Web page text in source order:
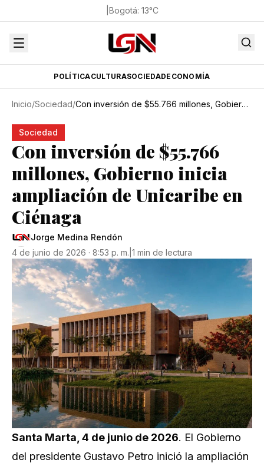
Bogotá: 13°C
POLÍTICACULTURASOCIEDADECONOMÍA
Inicio/Sociedad/ Con inversión de $55.766 millones, Gobierno inicia ampliación de Unicaribe en Ciénaga
Sociedad
Con inversión de $55.766
millones, Gobierno inicia
ampliación de Unicaribe en
Ciénaga
Jorge Medina Rendón
4 de junio de 2026 · 8:53 p. m. 1 min de lectura
Santa Marta, 4 de junio de 2026. El Gobierno
del presidente Gustavo Petro inició la ampliación